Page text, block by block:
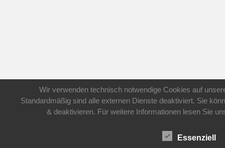
Wir verwenden technisch notwendige Cookies auf
Standardmäßig sind alle externen Dienste deaktiviert. Sie
& deaktivieren. Für weitere Informationen lesen Sie
Essenziell